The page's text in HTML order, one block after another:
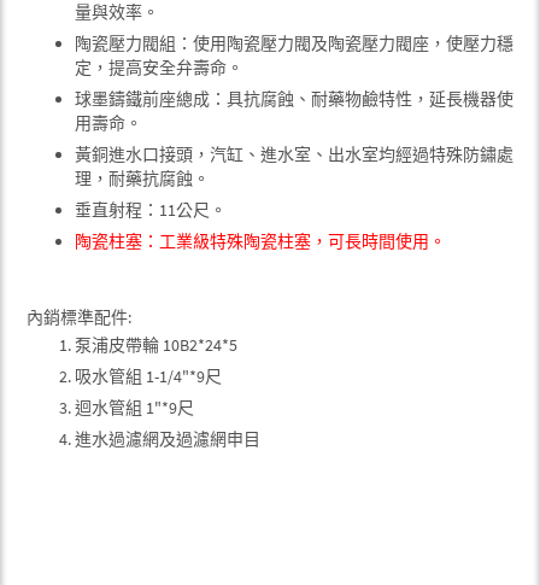
量與效率。
陶瓷壓力閥組：使用陶瓷壓力閥及陶瓷壓力閥座，使壓力穩
定，提高安全弁壽命。
球墨鑄鐵前座總成：具抗腐蝕、耐藥物鹼特性，延長機器使
用壽命。
黃銅進水口接頭，汽缸、進水室、出水室均經過特殊防鏽處
理，耐藥抗腐蝕。
垂直射程：11公尺。
陶瓷柱塞：工業級特殊陶瓷柱塞，可長時間使用。
內銷標準配件:
泵浦皮帶輪 10B2*24*5
吸水管組 1-1/4"*9尺
迴水管組 1"*9尺
進水過濾網及過濾網申目